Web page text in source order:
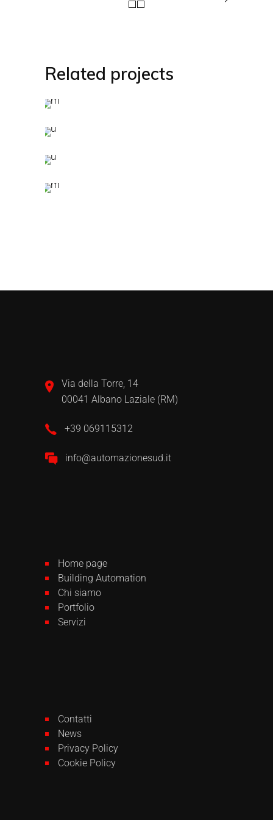
Related projects
Via della Torre, 14
00041 Albano Laziale (RM)
+39 069115312
info@automazionesud.it
Home page
Building Automation
Chi siamo
Portfolio
Servizi
Contatti
News
Privacy Policy
Cookie Policy